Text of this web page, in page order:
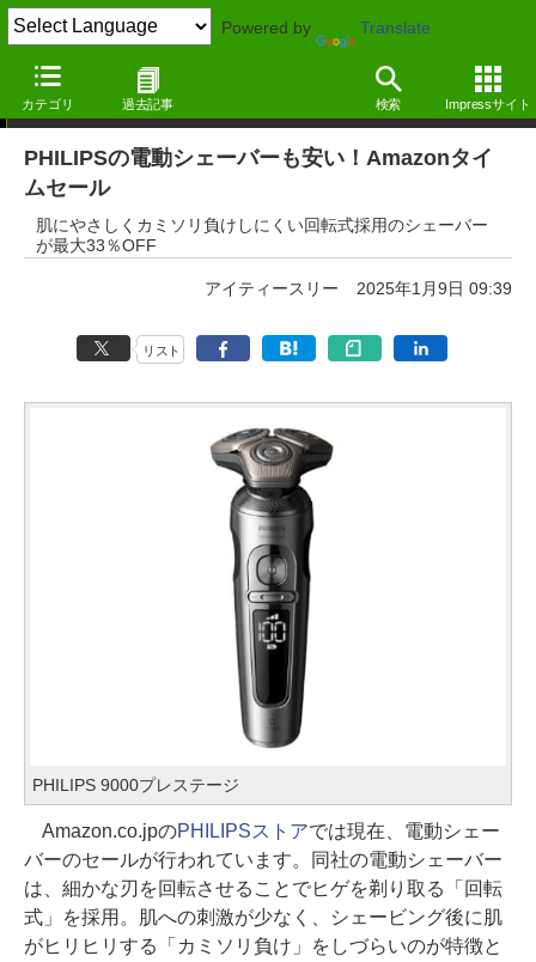
Powered by Translate
カテゴリ 過去記事 検索 Impressサイト
本日みつけたお買い得情報
PHILIPSの電動シェーバーも安い！Amazonタイ
ムセール
肌にやさしくカミソリ負けしにくい回転式採用のシェーバー
が最大33％OFF
アイティースリー 2025年1月9日 09:39
リスト
PHILIPS 9000プレステージ
Amazon.co.jpのPHILIPSストアでは現在、電動シェー
バーのセールが行われています。同社の電動シェーバー
は、細かな刃を回転させることでヒゲを剃り取る「回転
式」を採用。肌への刺激が少なく、シェービング後に肌
がヒリヒリする「カミソリ負け」をしづらいのが特徴と